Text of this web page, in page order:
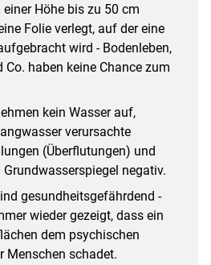
main content
Höhe bis zu 50 cm
Folie verlegt, auf der eine
wird - Bodenleben,
Co. haben keine Chance zum
kein Wasser auf,
verursachte
(Überflutungen) und
negativ.
gesundheitsgefährdend -
wieder gezeigt, dass ein
dem psychischen
Menschen schadet.